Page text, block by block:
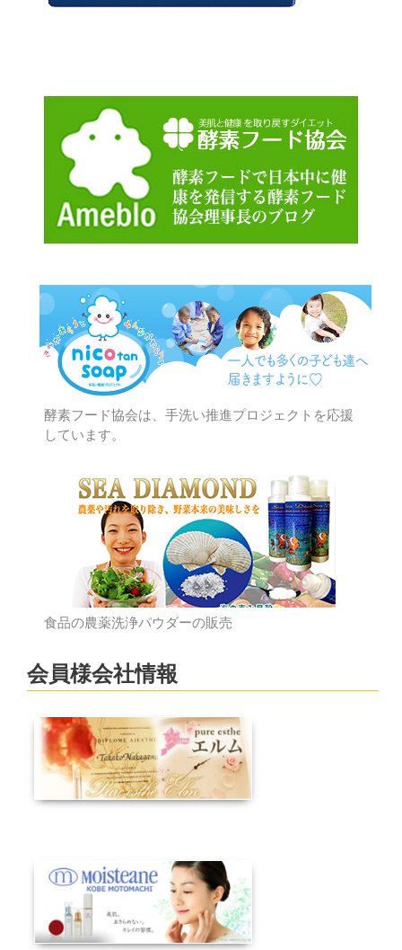
酵素フード協会は、手洗い推進プロジェクトを応援
しています。
食品の農薬洗浄パウダーの販売
会員様会社情報